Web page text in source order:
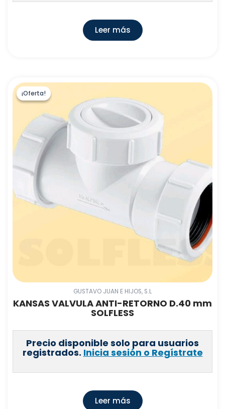
Leer más
¡Oferta!
¡Oferta!
GUSTAVO JUAN E HIJOS, S.L
KANSAS VALVULA ANTI-RETORNO D.40 mm
SOLFLESS
Precio disponible solo para usuarios
registrados. Inicia sesión o Regístrate
Leer más